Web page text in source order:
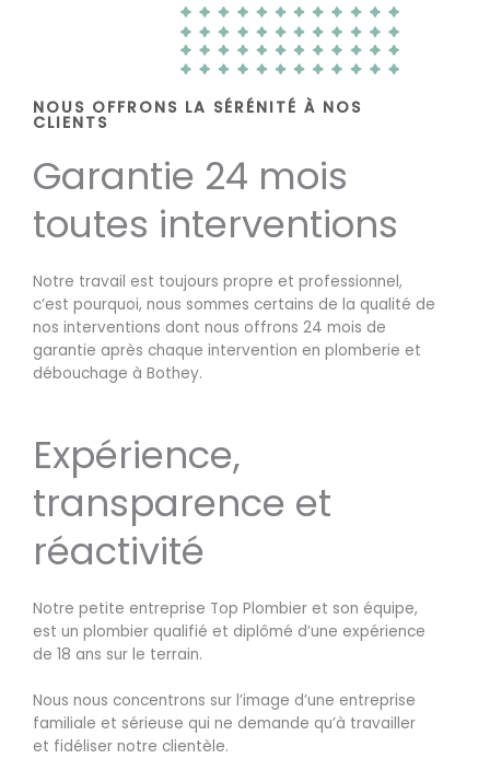
NOUS OFFRONS LA SÉRÉNITÉ À NOS
CLIENTS
Garantie 24 mois
toutes interventions
Notre travail est toujours propre et professionnel,
c’est pourquoi, nous sommes certains de la qualité de
nos interventions dont nous offrons 24 mois de
garantie après chaque intervention en plomberie et
débouchage à Bothey.
Expérience,
transparence et
réactivité
Notre petite entreprise Top Plombier et son équipe,
est un plombier qualifié et diplômé d’une expérience
de 18 ans sur le terrain.
Nous nous concentrons sur l’image d’une entreprise
familiale et sérieuse qui ne demande qu’à travailler
et fidéliser notre clientèle.